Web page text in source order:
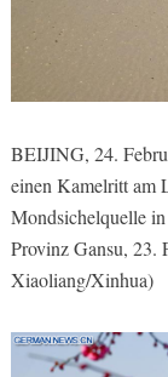
BEIJING, 24.
einen Kamelritt am
Mondsichelquelle
Provinz Gansu, 23.
Xiaoliang/Xinhua)